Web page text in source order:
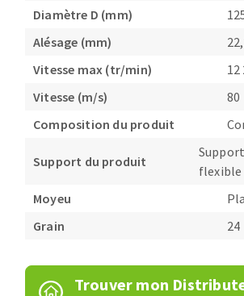
Diamètre D (mm)
Alésage (mm)
Vitesse max (tr/min)
12
Vitesse (m/s)
80
Composition du produit
Support du produit
flexible
Moyeu
Grain
24
Trouver mon